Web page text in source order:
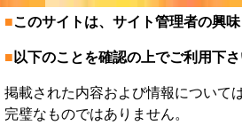
■このサイトは、サイト管理者の興
■ 以下のことを確認の上でご利用下
掲載された内容および情報について
完璧なものではありません。